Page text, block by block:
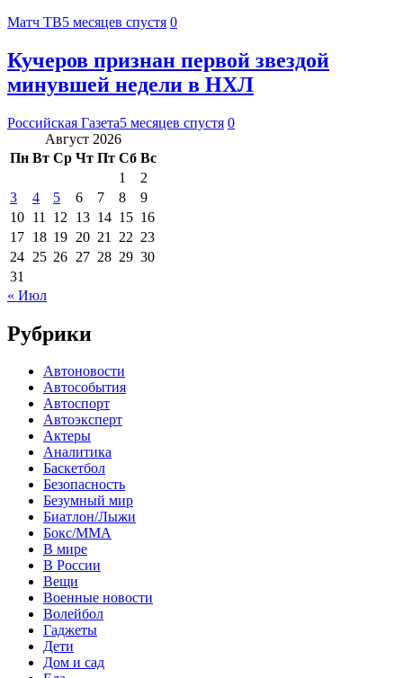
Матч ТВ5 месяцев спустя 0
Кучеров признан первой звездой
минувшей недели в НХЛ
Российская Газета5 месяцев спустя 0
Август 2026
Пн Вт Ср Чт Пт Сб Вс
1
2
3
4 5 6 7 8
9
10 11 12 13 14 15 16
17 18 19 20 21 22 23
24 25 26 27 28 29 30
31
« Июл
Рубрики
Автоновости
Автособытия
Автоспорт
Автоэксперт
Актеры
Аналитика
Баскетбол
Безопасность
Безумный мир
Биатлон/Лыжи
Бокс/MMA
В мире
В России
Вещи
Военные новости
Волейбол
Гаджеты
Дети
Дом и сад